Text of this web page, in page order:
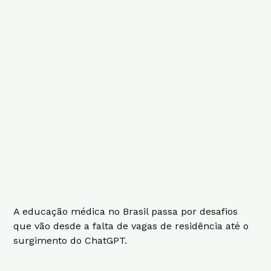
A educação médica no Brasil passa por desafios
que vão desde a falta de vagas de residência até o
surgimento do ChatGPT.